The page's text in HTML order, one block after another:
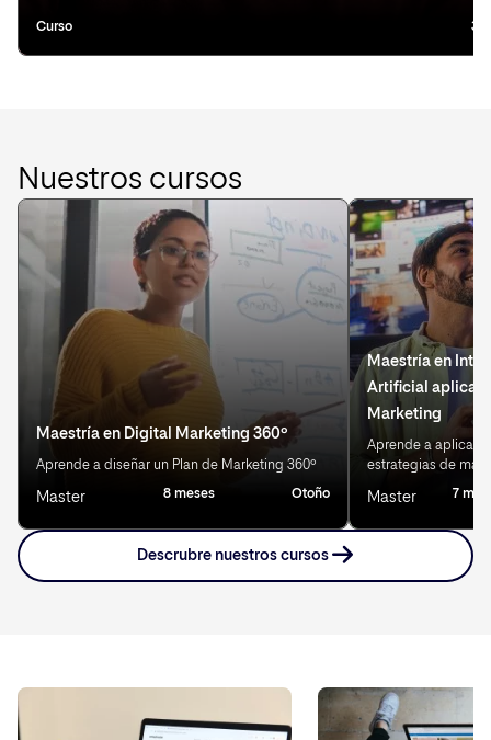
Curso 3
Nuestros cursos
Maestría en Digital Marketing 360º
Aprende a diseñar un Plan de Marketing 360º
Master 8 meses Otoño
Maestría en
Artificial
Marketing
Aprende a aplicar
estrategias de
Master 7
Descrubre nuestros cursos